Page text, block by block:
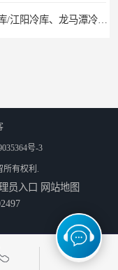
号-3
所有权利.
员入口 网站地图